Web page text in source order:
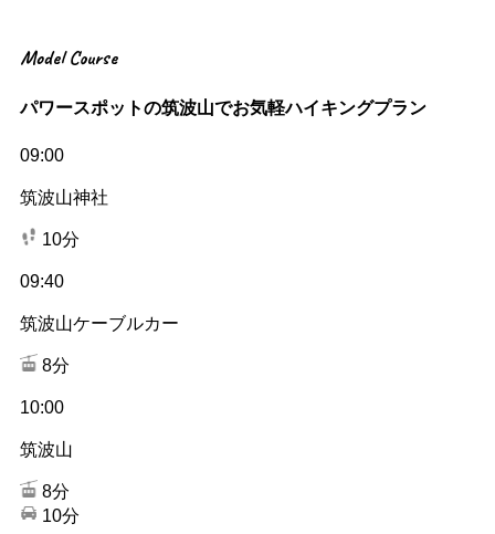
Model Course
パワースポットの筑波山でお気軽ハイキングプラン
09:00
筑波山神社
10分
09:40
筑波山ケーブルカー
8分
10:00
筑波山
8分
10分